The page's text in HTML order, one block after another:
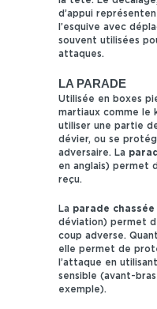
d’appui
l’esquive avec
souvent utilisées
attaques.
LA PARADE
Utilisée en boxes
martiaux comme le
utiliser une partie
dévier, ou se
adversaire. La
en anglais) permet
reçu.
La parade chassée
déviation) permet
coup adverse.
elle permet de
l’attaque en
sensible (avant-
exemple).